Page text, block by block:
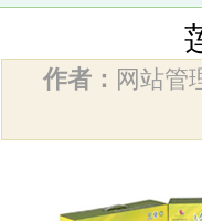
作者： 网站